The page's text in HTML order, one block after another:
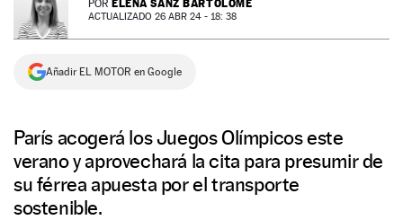
NEWSLETTER
SÍGUENOS
POR ELENA SANZ BARTOLOMÉ
ACTUALIZADO 26 ABR 24 - 18: 38
Añadir EL MOTOR en Google
París acogerá los Juegos Olímpicos este
verano y aprovechará la cita para presumir de
su férrea apuesta por el transporte
sostenible.